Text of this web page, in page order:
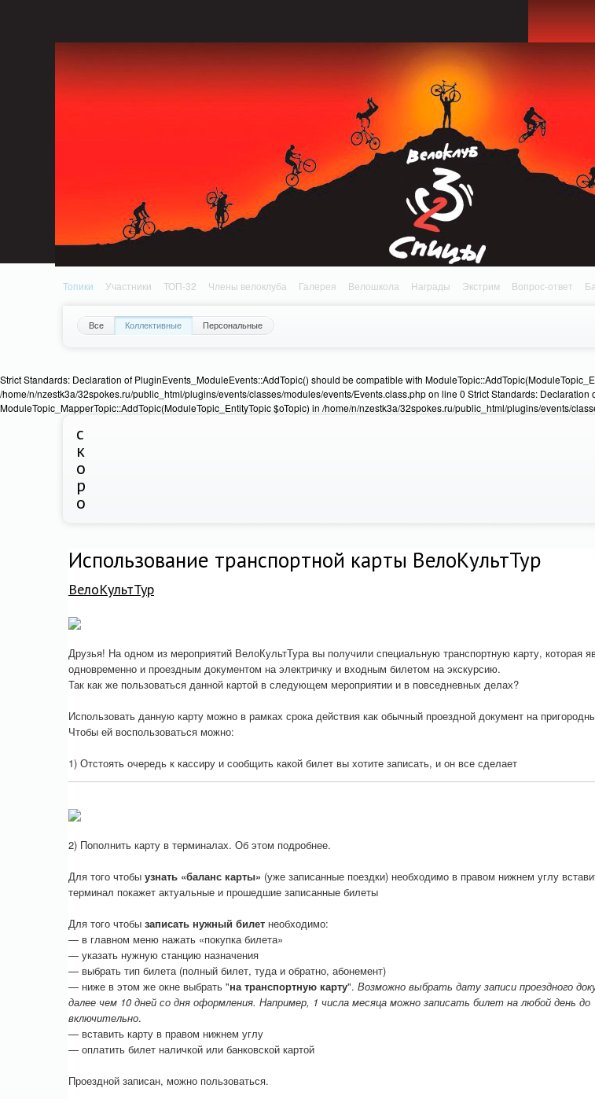
Standards: Declaration of PluginReview_ModuleReview::AddTopic() should be compatible with
Топики Участники ТОП-32 Члены велоклуба Галерея Велошкола Награды Экстрим Вопрос-ответ
Все Коллективные Персональные
Strict Standards: Declaration of PluginEvents_ModuleEvents::AddTopic() should be compatible with
/home/n/nzestk3a/32spokes.ru/public_html/plugins/events/classes/modules/events/Events.class.php on line 0 Strict Standards:
ModuleTopic_MapperTopic::AddTopic(ModuleTopic_EntityTopic $oTopic) in /home/n/nzestk3a/32spokes.ru/public_html/plugins/events/
с
к
о
р
о
Использование транспортной карты ВелоКультТур
ВелоКультТур
Друзья! На одном из мероприятий ВелоКультТура вы получили специальную транспортную карту, которая
одновременно и проездным документом на электричку и входным билетом на экскурсию.
Так как же пользоваться данной картой в следующем мероприятии и в повседневных делах?
Использовать данную карту можно в рамках срока действия как обычный проездной документ на
Чтобы ей воспользоваться можно:
1) Отстоять очередь к кассиру и сообщить какой билет вы хотите записать, и он все сделает
2) Пополнить карту в терминалах. Об этом подробнее.
Для того чтобы узнать «баланс карты» (уже записанные поездки) необходимо в правом нижнем углу
терминал покажет актуальные и прошедшие записанные билеты
Для того чтобы записать нужный билет необходимо:
— в главном меню нажать «покупка билета»
— указать нужную станцию назначения
— выбрать тип билета (полный билет, туда и обратно, абонемент)
— ниже в этом же окне выбрать "на транспортную карту". Возможно выбрать дату записи проездного
далее чем 10 дней со дня оформления. Например, 1 числа месяца можно записать билет на любой день до
включительно.
— вставить карту в правом нижнем углу
— оплатить билет наличкой или банковской картой
Проездной записан, можно пользоваться.